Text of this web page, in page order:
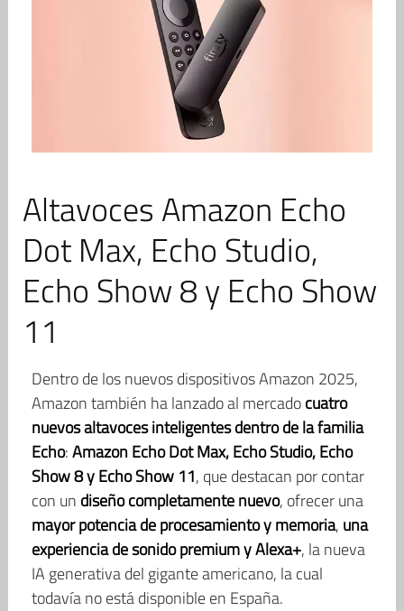
Altavoces Amazon Echo
Dot Max, Echo Studio,
Echo Show 8 y Echo Show
11
Dentro de los nuevos dispositivos Amazon 2025,
Amazon también ha lanzado al mercadocuatro
nuevos altavoces inteligentes dentro de la familia
Echo:AmazonEcho Dot Max, Echo Studio, Echo
Show 8 y Echo Show 11, que destacan por contar
con un diseño completamente nuevo, ofrecer una
mayor potencia de procesamiento y memoria, una
experiencia de sonido premium y Alexa+, la nueva
IA generativa del gigante americano, la cual
todavía no está disponible en España.